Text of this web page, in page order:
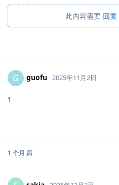
此内容需要 回复
G guofu 2025年11月2日
1
1 个月 后